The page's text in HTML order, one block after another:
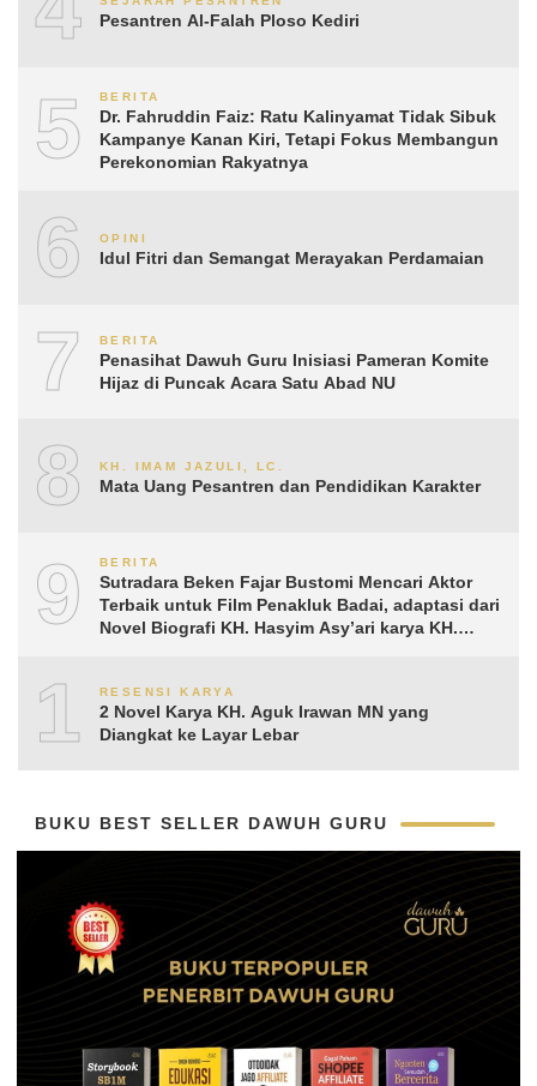
Pesantren Al-Falah Ploso Kediri
5 BERITA
Dr. Fahruddin Faiz: Ratu Kalinyamat Tidak Sibuk
Kampanye Kanan Kiri, Tetapi Fokus Membangun
Perekonomian Rakyatnya
6 OPINI
Idul Fitri dan Semangat Merayakan Perdamaian
7 BERITA
Penasihat Dawuh Guru Inisiasi Pameran Komite
Hijaz di Puncak Acara Satu Abad NU
8 KH. IMAM JAZULI, LC.
Mata Uang Pesantren dan Pendidikan Karakter
9 BERITA
Sutradara Beken Fajar Bustomi Mencari Aktor
Terbaik untuk Film Penakluk Badai, adaptasi dari
Novel Biografi KH. Hasyim Asy’ari karya KH.
10RESENSI KARYA
2 Novel Karya KH. Aguk Irawan MN yang
Diangkat ke Layar Lebar
BUKU BEST SELLER DAWUH GURU